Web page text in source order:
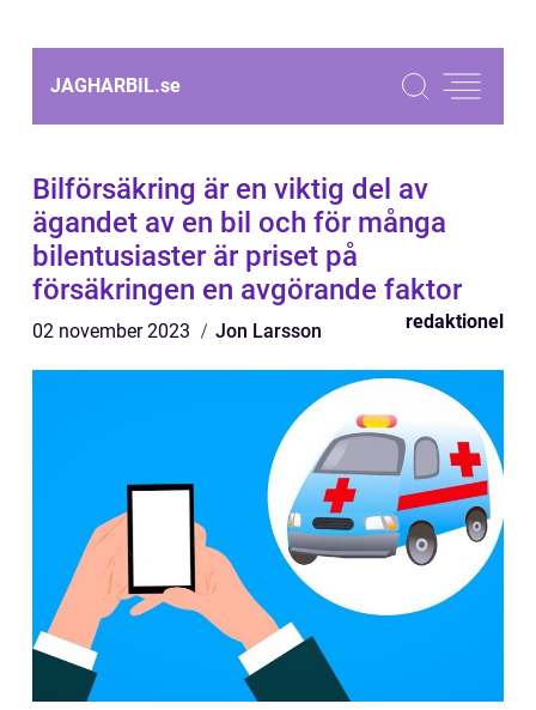
JAGHARBIL.se
Bilförsäkring är en viktig del av
ägandet av en bil och för många
bilentusiaster är priset på
försäkringen en avgörande faktor
02 november 2023 Jon Larsson redaktionel